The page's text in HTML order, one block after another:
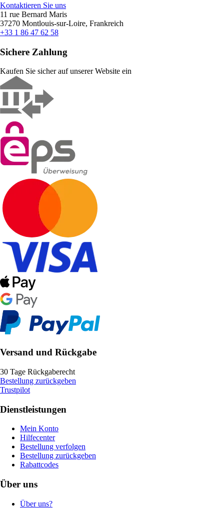
Kontaktieren Sie uns
11 rue Bernard Maris
37270 Montlouis-sur-Loire, Frankreich
+33 1 86 47 62 58
Sichere Zahlung
Kaufen Sie sicher auf unserer Website ein
Versand und Rückgabe
30 Tage Rückgaberecht
Bestellung zurückgeben
Trustpilot
Dienstleistungen
Mein Konto
Hilfecenter
Bestellung verfolgen
Bestellung zurückgeben
Rabattcodes
Über uns
Über uns?